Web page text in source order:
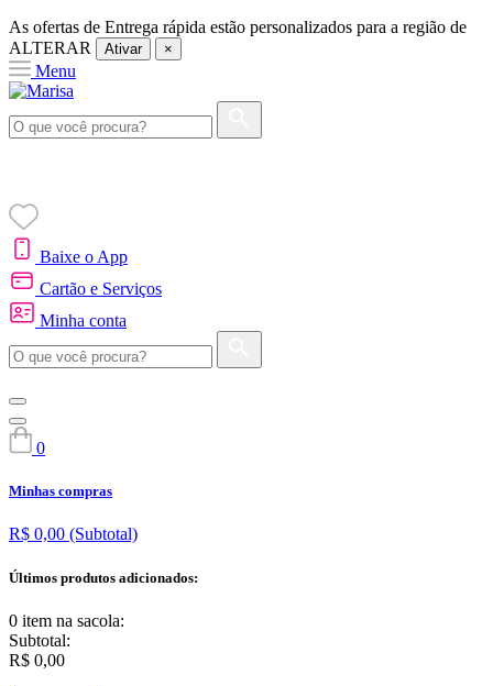
As ofertas de Entrega rápida estão personalizados para a região de
ALTERAR
Ativar ×
Menu
Baixe o App
Cartão e Serviços
Minha conta
0
Minhas compras
R$ 0,00 (Subtotal)
Últimos produtos adicionados:
0 item na sacola:
Subtotal:
R$ 0,00